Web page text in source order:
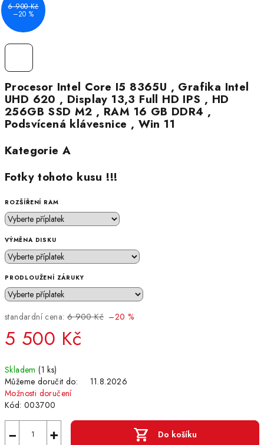
Procesor Intel Core I5 8365U , Grafika Intel
UHD 620 , Display 13,3 Full HD IPS , HD
256GB SSD M2 , RAM 16 GB DDR4 ,
Podsvícená klávesnice , Win 11
Kategorie A
Fotky tohoto kusu !!!
ROZŠÍŘENÍ RAM
VÝMĚNA DISKU
PRODLOUŽENÍ ZÁRUKY
standardní cena: 6 900 Kč –20 %
5 500 Kč
cena:
Skladem(1 ks)
Můžeme doručit do:
11.8.2026
Možnosti doručení
Kód: 003700
+
− Do košíku
6 900 Kč
–20 %